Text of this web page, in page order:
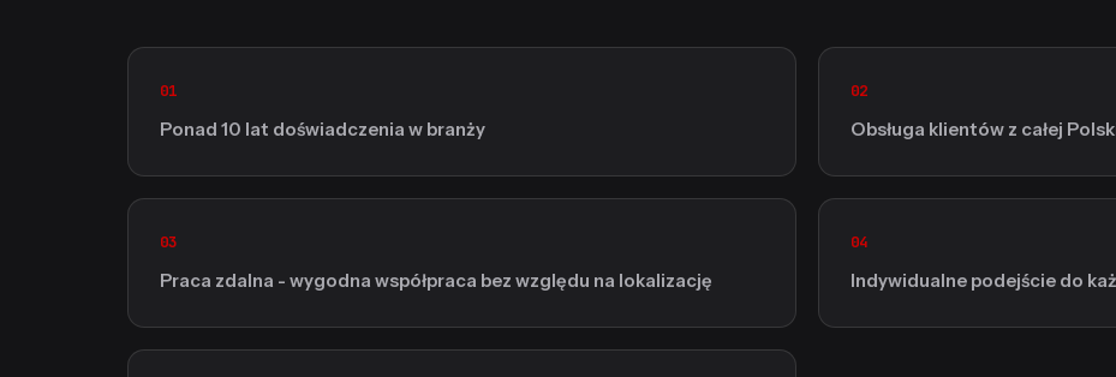
01
Ponad 10 lat doświadczenia w branży
02
Obsługa klientów z całej
03
Praca zdalna - wygodna współpraca bez względu na lokalizację
04
Indywidualne podejście do